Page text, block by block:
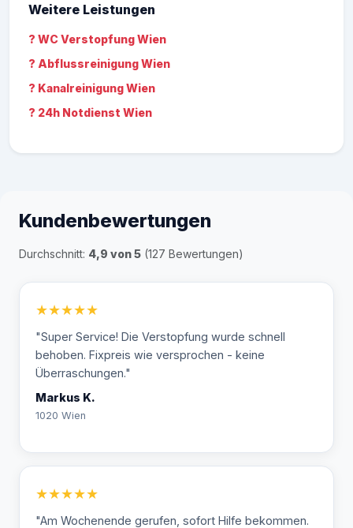
Weitere Leistungen
? WC Verstopfung Wien
? Abflussreinigung Wien
? Kanalreinigung Wien
? 24h Notdienst Wien
Kundenbewertungen
Durchschnitt: 4,9 von 5 (127 Bewertungen)
★★★★★
"Super Service! Die Verstopfung wurde schnell
behoben. Fixpreis wie versprochen - keine
Überraschungen."
Markus K.
1020 Wien
★★★★★
"Am Wochenende gerufen, sofort Hilfe bekommen.